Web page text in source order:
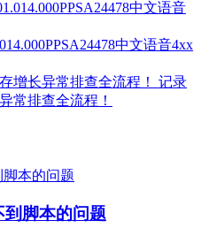
中文语音4xx
记录
常排查全流程！
到脚本的问题